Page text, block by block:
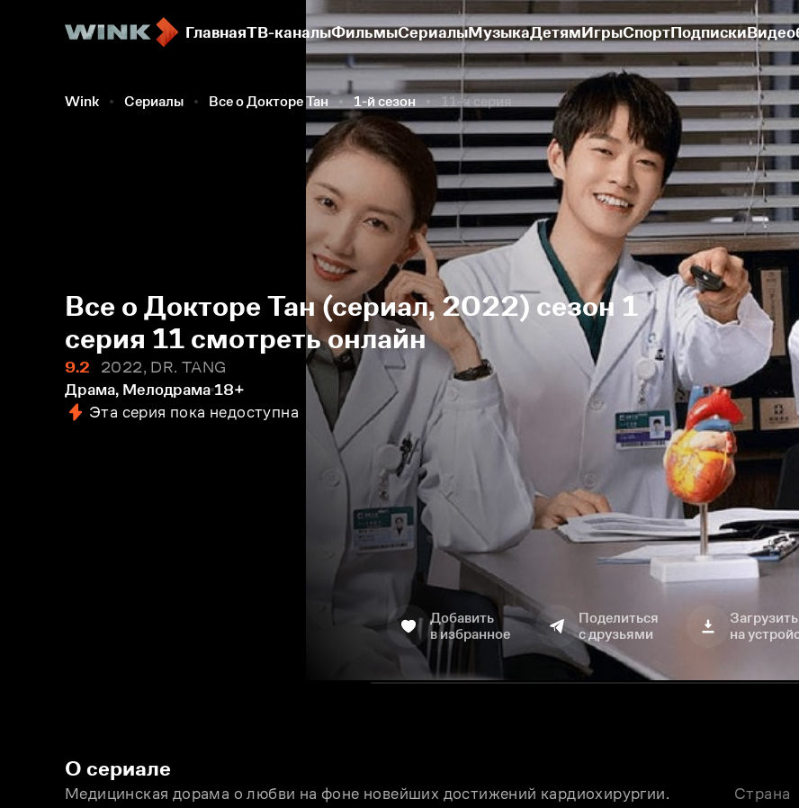
ГлавнаяТВ-каналыФильмыСериалыМузыкаДетямИгрыСпортПодписки
Wink Сериалы Все о Докторе Тан 1-й сезон 11-я серия
Все о Докторе Тан (сериал, 2022) сезон 1
серия 11 смотреть онлайн
9.2
2022, DR. TANG
Драма, Мелодрама 18+
Эта серия пока недоступна
Добавить
в избранное
Поделиться
с друзьями
Загрузить
на
О сериале
Медицинская дорама о любви на фоне новейших достижений кардиохирургии.
Страна